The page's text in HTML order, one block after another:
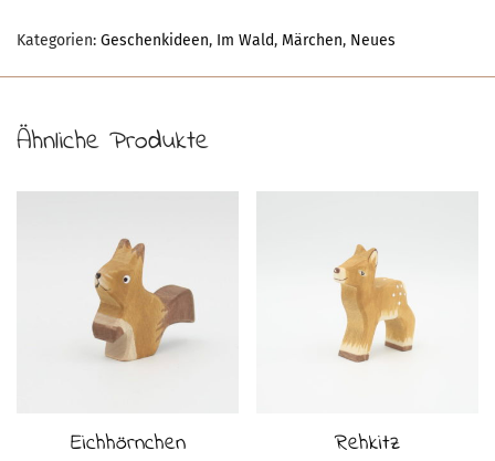
Kategorien: Geschenkideen, Im Wald, Märchen, Neues
Ähnliche Produkte
Eichhörnchen Rehkitz